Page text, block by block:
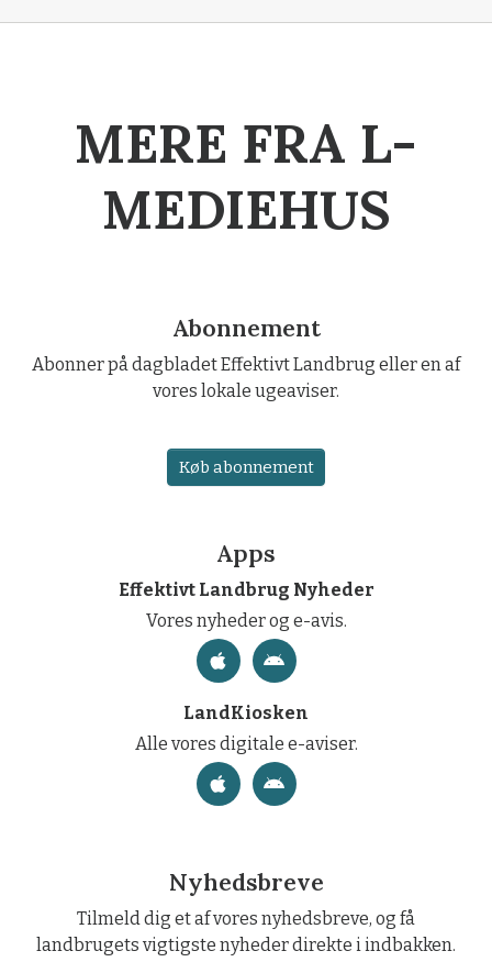
MERE FRA L-
MEDIEHUS
Abonnement
Abonner på dagbladet Effektivt Landbrug eller en af
vores lokale ugeaviser.
Køb abonnement
Apps
Effektivt Landbrug Nyheder
Vores nyheder og e-avis.
LandKiosken
Alle vores digitale e-aviser.
Nyhedsbreve
Tilmeld dig et af vores nyhedsbreve, og få
landbrugets vigtigste nyheder direkte i indbakken.